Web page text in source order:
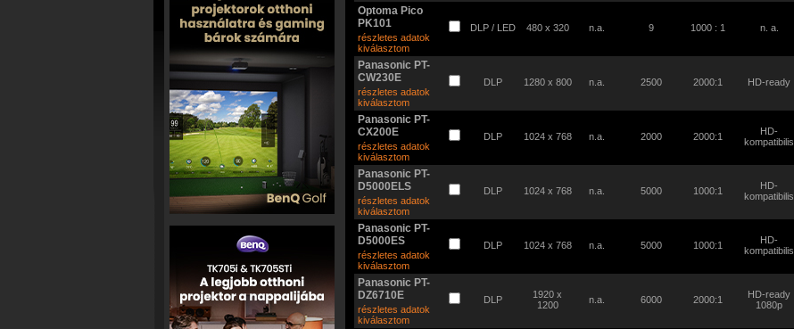
Optoma Pico
PK101
részletes adatok
kiválasztom
DLP / LED 480 x 320 n.a. 9 1000 : 1 n. a.
Panasonic PT-
CW230E
részletes adatok
kiválasztom
DLP 1280 x 800 n.a. 2500 2000:1 HD-ready
Panasonic PT-
CX200E
részletes adatok
kiválasztom
DLP 1024 x 768 n.a. 2000 2000:1
HD-
kompatibilis
Panasonic PT-
D5000ELS
részletes adatok
kiválasztom
DLP 1024 x 768 n.a. 5000 1000:1
HD-
kompatibilis
Panasonic PT-
D5000ES
részletes adatok
kiválasztom
DLP 1024 x 768 n.a. 5000 1000:1
HD-
kompatibilis
Panasonic PT-
DZ6710E
részletes adatok
kiválasztom
DLP
1920 x
1200
n.a. 6000 2000:1
HD-ready
1080p